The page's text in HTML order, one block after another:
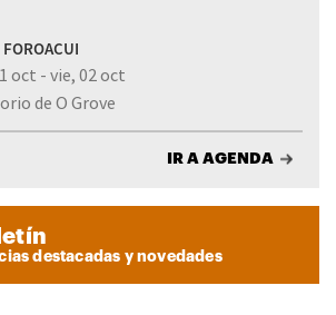
oct - vie, 02 oct
de O Grove
IR A AGENDA
destacadas y novedades